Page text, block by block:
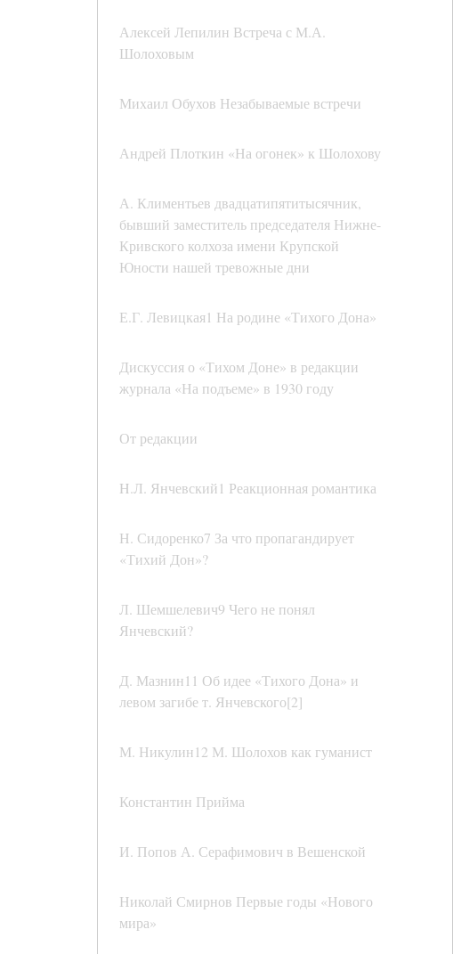
Алексей Лепилин Встреча с М.А.
Шолоховым
Михаил Обухов Незабываемые встречи
Андрей Плоткин «На огонек» к Шолохову
А. Климентьев двадцатипятитысячник,
бывший заместитель председателя Нижне-
Кривского колхоза имени Крупской
Юности нашей тревожные дни
Е.Г. Левицкая1 На родине «Тихого Дона»
Дискуссия о «Тихом Доне» в редакции
журнала «На подъеме» в 1930 году
От редакции
H.Л. Янчевский1 Реакционная романтика
Н. Сидоренко7 За что пропагандирует
«Тихий Дон»?
Л. Шемшелевич9 Чего не понял
Янчевский?
Д. Мазнин11 Об идее «Тихого Дона» и
левом загибе т. Янчевского[2]
М. Никулин12 М. Шолохов как гуманист
Константин Прийма
И. Попов А. Серафимович в Вешенской
Николай Смирнов Первые годы «Нового
мира»